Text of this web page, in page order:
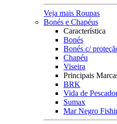
Veja mais Roupas
Bonés e Chapéus
Característica
Bonés
Bonés c/
Chapéu
Viseira
Principais
BRK
Vida de
Sumax
Mar Negro